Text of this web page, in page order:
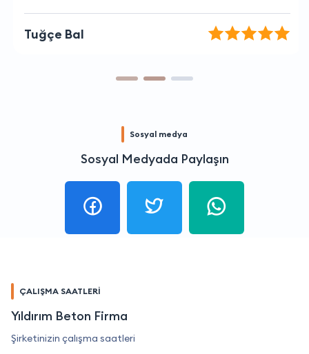
Tuğçe Bal
Sosyal medya
Sosyal Medyada Paylaşın
ÇALIŞMA SAATLERİ
Yıldırım Beton Firma
Şirketinizin çalışma saatleri